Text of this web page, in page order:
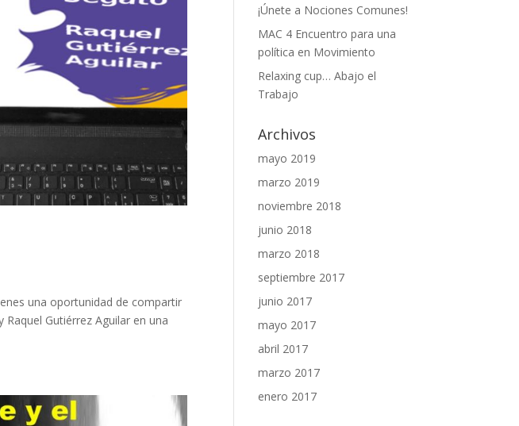
una oportunidad de compartir
Gutiérrez Aguilar en una
¡Únete a Nociones Comunes!
MAC 4 Encuentro para una
política en Movimiento
Relaxing cup… Abajo el
Trabajo
Archivos
mayo 2019
marzo 2019
noviembre 2018
junio 2018
marzo 2018
septiembre 2017
junio 2017
mayo 2017
abril 2017
marzo 2017
enero 2017